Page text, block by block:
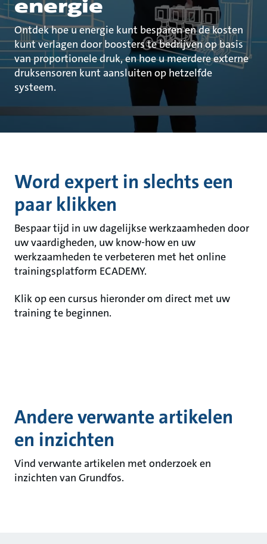
energie
Ontdek hoe u energie kunt besparen en de kosten
kunt verlagen door boosters te bedrijven op basis
van proportionele druk, en hoe u meerdere externe
druksensoren kunt aansluiten op hetzelfde
systeem.
Word expert in slechts een
paar klikken
Bespaar tijd in uw dagelijkse werkzaamheden door
uw vaardigheden, uw know-how en uw
werkzaamheden te verbeteren met het online
trainingsplatform ECADEMY.
Klik op een cursus hieronder om direct met uw
training te beginnen.
Andere verwante artikelen
en inzichten
Vind verwante artikelen met onderzoek en
inzichten van Grundfos.